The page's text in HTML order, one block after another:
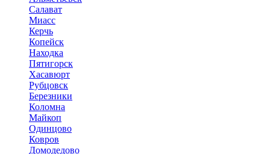
Салават
Миасс
Керчь
Копейск
Находка
Пятигорск
Хасавюрт
Рубцовск
Березники
Коломна
Майкоп
Одинцово
Ковров
Домодедово